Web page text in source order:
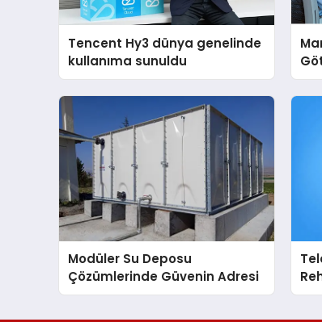
Tencent Hy3 dünya genelinde
kullanıma sunuldu
Modüler Su Deposu
Çözümlerinde Güvenin Adresi